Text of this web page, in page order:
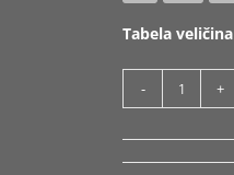
Tabela veličina
ili
Hoodie
Love
- +